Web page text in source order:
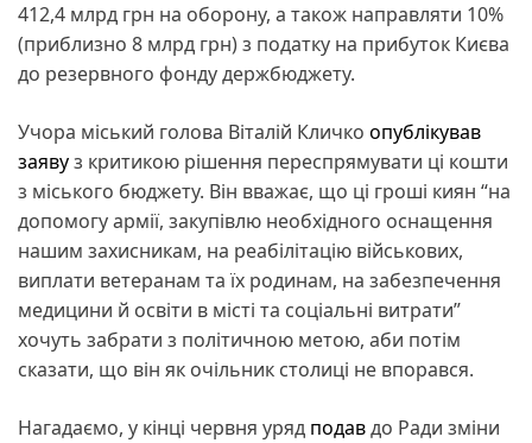
412,4 млрд грн на оборону, а також направляти 10%
(приблизно 8 млрд грн) з податку на прибуток Києва
до резервного фонду держбюджету.
Учора міський голова Віталій Кличко опублікував
заявуз критикою рішення переспрямувати ці кошти
з міського бюджету. Він вважає, що ці гроші киян “на
допомогу армії, закупівлю необхідного оснащення
нашим захисникам, на реабілітацію військових,
виплати ветеранам та їх родинам, на забезпечення
медицини й освіти в місті та соціальні витрати”
хочуть забрати з політичною метою, аби потім
сказати, що він як очільник столиці не впорався.
Нагадаємо, у кінці червня уряд подавдо Ради зміни